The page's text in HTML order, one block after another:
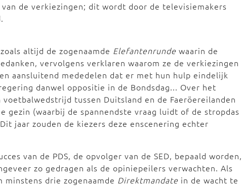
de verkiezingen; dit wordt door de televisiemakers
altijd de zogenaamde Elefantenrunde waarin de
vervolgens verklaren waarom ze de verkiezingen
aansluitend mededelen dat er met hun hulp eindelijk
danwel oppositie in de Bondsdag... Over het
tussen Duitsland en de Faeröereilanden
gezin (waarbij de spannendste vraag luidt of de stropdas
jaar zouden de kiezers deze enscenering echter
van de PDS, de opvolger van de SED, bepaald worden,
zo gedragen als de opiniepeilers verwachten. Als
drie zogenaamde Direktmandate in de wacht te